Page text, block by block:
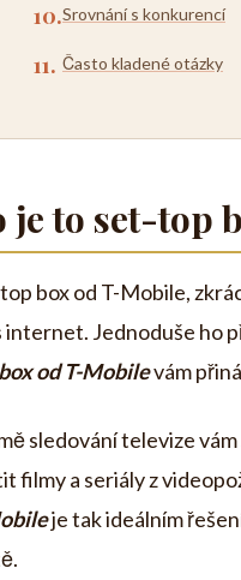
Srovnání s konkurencí
Často kladené otázky
je to set-top
box od T-Mobile,
internet. Jednoduše ho
od T-Mobilevám
sledování televize
filmy a seriály z
je tak ideálním